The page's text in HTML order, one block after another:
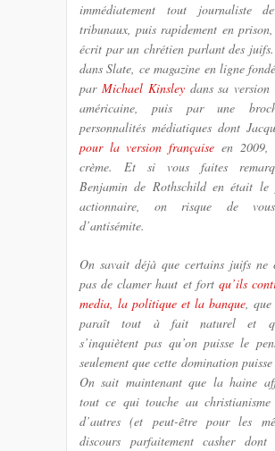
immédiatement tout journaliste
tribunaux, puis rapidement en
écrit par un chrétien parlant des
dans Slate, ce magazine en ligne
par Michael Kinsleydans sa version
américaine, puis par une
personnalités médiatiques dont
pour la version française en 2009,
crème. Et si vous faites
Benjamin de Rothschild en était le
actionnaire, on risque de
d’antisémite.
On savait déjà que certains juifs ne
pas de clamer haut et fort qu’ils
media, la politique et la banque,
paraît tout à fait naturel et
s’inquiètent pas qu’on puisse le
seulement que cette domination puisse
On sait maintenant que la haine
tout ce qui touche au
d’autres (et peut-être pour les
discours parfaitement casher